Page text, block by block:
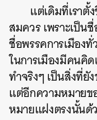
แต่เดิมที่เราตั้
สมควร เพราะเป็น
ชื่อพรรคการเมือง
ในการเมืองมีคนคิ
ทำจริงๆ เป็นสิ่งที่ยั
แต่อีกความหมายข
หมายแฝงตรงนั้นด้